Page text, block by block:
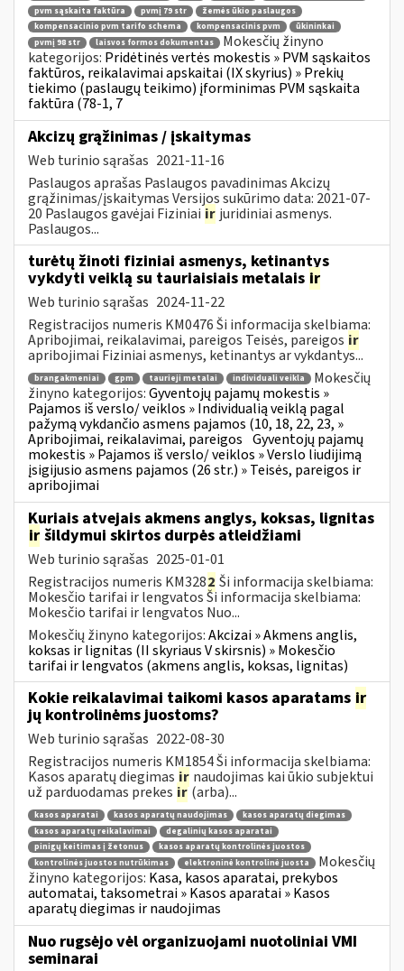
pvm sąskaita faktūra
pvmį 79 str
žemės ūkio paslaugos
kompensacinio pvm tarifo schema
kompensacinis pvm
ūkininkai
pvmį 98 str
laisvos formos dokumentas
Mokesčių žinyno
kategorijos: Pridėtinės vertės mokestis » PVM sąskaitos
faktūros, reikalavimai apskaitai (IX skyrius) » Prekių
tiekimo (paslaugų teikimo) įforminimas PVM sąskaita
faktūra (78-1, 7
Akcizų grąžinimas / įskaitymas
Web turinio sąrašas 2021-11-16
Paslaugos aprašas Paslaugos pavadinimas Akcizų
grąžinimas/įskaitymas Versijos sukūrimo data: 2021-07-
20 Paslaugos gavėjai Fiziniai ir juridiniai asmenys.
Paslaugos...
turėtų žinoti fiziniai asmenys, ketinantys
vykdyti veiklą su tauriaisiais metalais ir
Web turinio sąrašas 2024-11-22
Registracijos numeris KM0476 Ši informacija skelbiama:
Apribojimai, reikalavimai, pareigos Teisės, pareigos ir
apribojimai Fiziniai asmenys, ketinantys ar vykdantys...
brangakmeniai gpm taurieji metalai individuali veikla
Mokesčių
žinyno kategorijos:Gyventojų pajamų mokestis »
Pajamos iš verslo/ veiklos » Individualią veiklą pagal
pažymą vykdančio asmens pajamos (10, 18, 22, 23, »
Apribojimai, reikalavimai, pareigos Gyventojų pajamų
mokestis » Pajamos iš verslo/ veiklos » Verslo liudijimą
įsigijusio asmens pajamos (26 str.) » Teisės, pareigos ir
apribojimai
Kuriais atvejais akmens anglys, koksas, lignitas
ir šildymui skirtos durpės atleidžiami
Web turinio sąrašas 2025-01-01
Registracijos numeris KM3282 Ši informacija skelbiama:
Mokesčio tarifai ir lengvatos Ši informacija skelbiama:
Mokesčio tarifai ir lengvatos Nuo...
Mokesčių žinyno kategorijos:Akcizai » Akmens anglis,
koksas ir lignitas (II skyriaus V skirsnis) » Mokesčio
tarifai ir lengvatos (akmens anglis, koksas, lignitas)
Kokie reikalavimai taikomi kasos aparatams ir
jų kontrolinėms juostoms?
Web turinio sąrašas 2022-08-30
Registracijos numeris KM1854 Ši informacija skelbiama:
Kasos aparatų diegimas ir naudojimas kai ūkio subjektui
už parduodamas prekes ir(arba)...
kasos aparatai kasos aparatų naudojimas
kasos aparatų diegimas
kasos aparatų reikalavimai
degalinių kasos aparatai
pinigų keitimas į žetonus
kasos aparatų kontrolinės juostos
kontrolinės juostos nutrūkimas
elektroninė kontrolinė juosta
Mokesčių
žinyno kategorijos: Kasa, kasos aparatai, prekybos
automatai, taksometrai » Kasos aparatai » Kasos
aparatų diegimas ir naudojimas
Nuo rugsėjo vėl organizuojami nuotoliniai VMI
seminarai